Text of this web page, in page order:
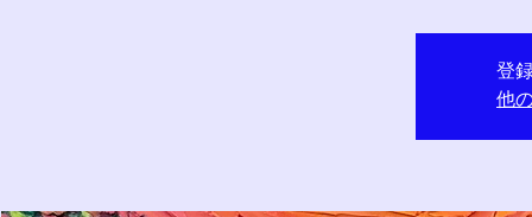
登
他